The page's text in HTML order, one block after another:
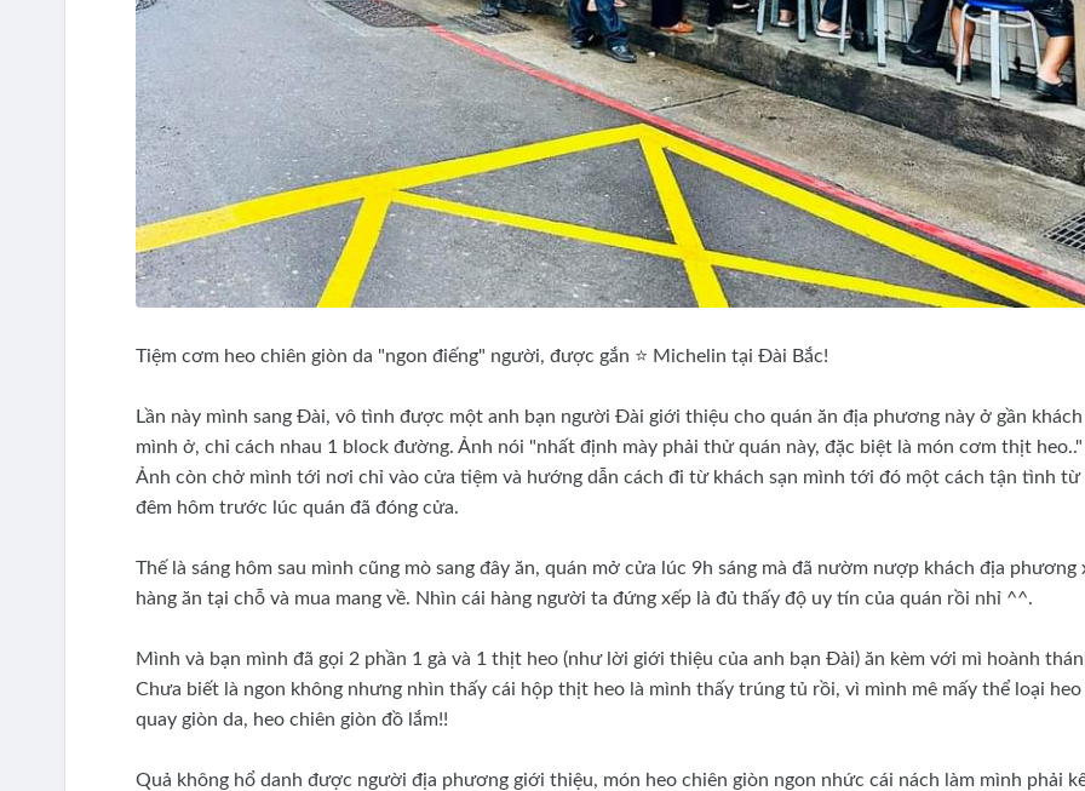
Tiệm cơm heo chiên giòn da "ngon điếng" người, được gắn ⭐️ Michelin tại Đài Bắc!
Lần này mình sang Đài, vô tình được một anh bạn người Đài giới thiệu cho quán ăn địa phương này ở gần khách
mình ở, chỉ cách nhau 1 block đường. Ảnh nói "nhất định mày phải thử quán này, đặc biệt là món cơm thịt heo.."
Ảnh còn chở mình tới nơi chỉ vào cửa tiệm và hướng dẫn cách đi từ khách sạn mình tới đó một cách tận tình từ
đêm hôm trước lúc quán đã đóng cửa.
Thế là sáng hôm sau mình cũng mò sang đây ăn, quán mở cửa lúc 9h sáng mà đã nườm nượp khách địa phương
hàng ăn tại chỗ và mua mang về. Nhìn cái hàng người ta đứng xếp là đủ thấy độ uy tín của quán rồi nhỉ ^^.
Mình và bạn mình đã gọi 2 phần 1 gà và 1 thịt heo (như lời giới thiệu của anh bạn Đài) ăn kèm với mì hoành
Chưa biết là ngon không nhưng nhìn thấy cái hộp thịt heo là mình thấy trúng tủ rồi, vì mình mê mấy thể loại heo
quay giòn da, heo chiên giòn đồ lắm!!
Quả không hổ danh được người địa phương giới thiệu, món heo chiên giòn ngon nhức cái nách làm mình phải